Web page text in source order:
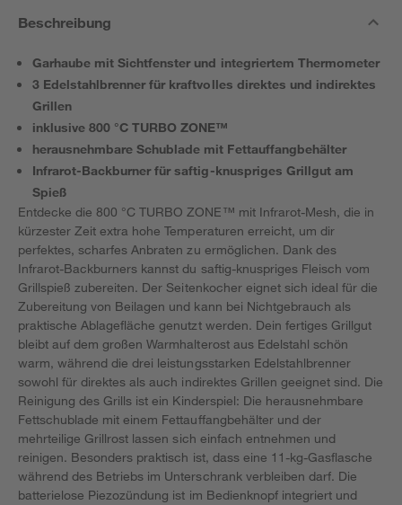
Beschreibung
Garhaube mit Sichtfenster und integriertem Thermometer
3 Edelstahlbrenner für kraftvolles direktes und indirektes
Grillen
inklusive 800 °C TURBO ZONE™
herausnehmbare Schublade mit Fettauffangbehälter
Infrarot-Backburner für saftig-knuspriges Grillgut am
Spieß
Entdecke die 800 °C TURBO ZONE™ mit Infrarot-Mesh, die in
kürzester Zeit extra hohe Temperaturen erreicht, um dir
perfektes, scharfes Anbraten zu ermöglichen. Dank des
Infrarot-Backburners kannst du saftig-knuspriges Fleisch vom
Grillspieß zubereiten. Der Seitenkocher eignet sich ideal für die
Zubereitung von Beilagen und kann bei Nichtgebrauch als
praktische Ablagefläche genutzt werden. Dein fertiges Grillgut
bleibt auf dem großen Warmhalterost aus Edelstahl schön
warm, während die drei leistungsstarken Edelstahlbrenner
sowohl für direktes als auch indirektes Grillen geeignet sind. Die
Reinigung des Grills ist ein Kinderspiel: Die herausnehmbare
Fettschublade mit einem Fettauffangbehälter und der
mehrteilige Grillrost lassen sich einfach entnehmen und
reinigen. Besonders praktisch ist, dass eine 11-kg-Gasflasche
während des Betriebs im Unterschrank verbleiben darf. Die
batterielose Piezozündung ist im Bedienknopf integriert und